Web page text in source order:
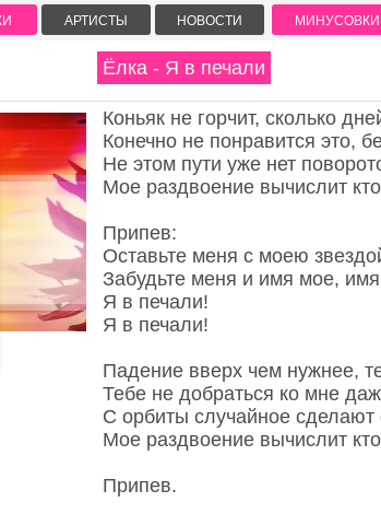
Ёлка - Я в печали
Коньяк не горчит, сколько
Конечно не понравится это,
Не этом пути уже нет
Мое раздвоение вычислит
Припев:
Оставьте меня с моею
Забудьте меня и имя мое,
Я в печали!
Я в печали!
Падение вверх чем нужнее,
Тебе не добраться ко мне
С орбиты случайное сделают
Мое раздвоение вычислит
Припев.
АРТИСТЫ НОВОСТИ МИНУСОВКИ